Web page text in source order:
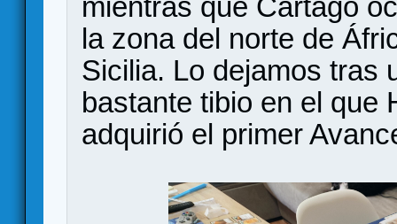
la zona del norte de
Sicilia. Lo dejamos tras
bastante tibio en el que
adquirió el primer